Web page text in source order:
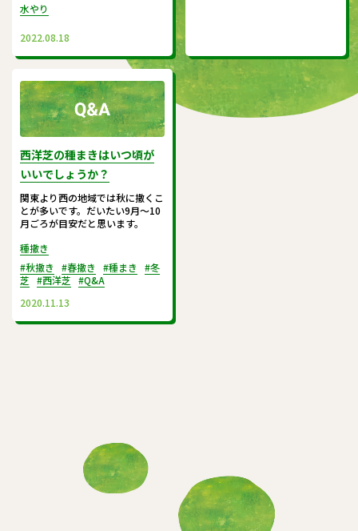
水やり
2022.08.18
西洋芝の種まきはいつ頃が
いいでしょうか？
関東より西の地域では秋に撒くこ
とが多いです。だいたい9月～10
月ごろが目安だと思います。
種撒き
#秋撒き
#春撒き #種まき
#冬
芝 #西洋芝 #Q&A
2020.11.13